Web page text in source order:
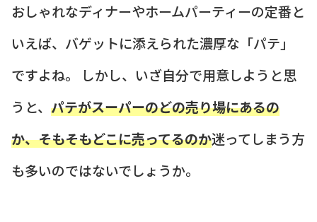
おしゃれなディナーやホームパーティーの定番と
いえば、バゲットに添えられた濃厚な「パテ」
ですよね。 しかし、いざ自分で用意しようと思
うと、 パテがスーパーのどの売り場にあるの
か、そもそもどこに売ってるのか迷ってしまう方
も多いのではないでしょうか。